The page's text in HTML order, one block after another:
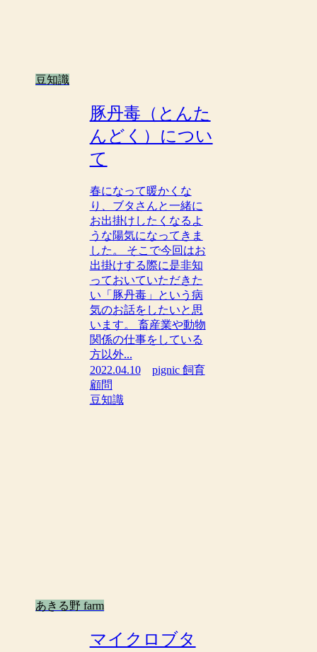
豆知識
豚丹毒（とんた
んどく）につい
て
春になって暖かくな
り、ブタさんと一緒に
お出掛けしたくなるよ
うな陽気になってきま
した。 そこで今回はお
出掛けする際に是非知
っておいていただきた
い「豚丹毒」という病
気のお話をしたいと思
います。 畜産業や動物
関係の仕事をしている
方以外...
2022.04.10
pignic 飼育
顧問
豆知識
あきる野 farm
マイクロブタ